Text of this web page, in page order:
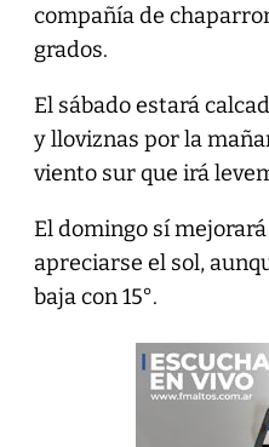
compañía de
grados.
El sábado estará
y lloviznas por la
viento sur que irá
El domingo sí
apreciarse el sol,
baja con 15°.